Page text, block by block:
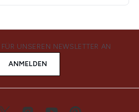
UNSEREN NEWSLETTER AN
ANMELDEN